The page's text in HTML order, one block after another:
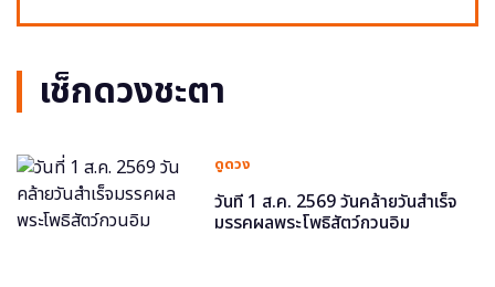
เช็กดวงชะตา
ดูดวง
วันที่ 1 ส.ค. 2569 วันคล้ายวันสำเร็จ
มรรคผลพระโพธิสัตว์กวนอิม